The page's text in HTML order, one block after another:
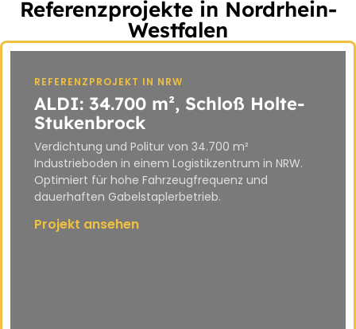
Referenzprojekte in Nordrhein-
Westfalen
REFERENZPROJEKT IN NRW
ALDI: 34.700 m², Schloß Holte-
Stukenbrock
Verdichtung und Politur von 34.700 m²
Industrieboden in einem Logistikzentrum in NRW.
Optimiert für hohe Fahrzeugfrequenz und
dauerhaften Gabelstaplerbetrieb.
Projekt ansehen